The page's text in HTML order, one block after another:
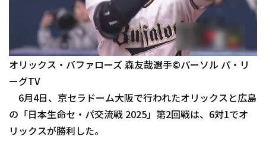
順位表･成績
1軍公式戦
ファーム東地区
ファーム中地区
ファーム西地区
交流戦
選手名鑑
選手名鑑トップ
北海道日本ハムファイターズ
ニュース
オリックス・バファローズ 森友哉選手©パーソル パ・リ
ーグTV
6月4日、京セラドーム大阪で行われたオリックスと広島
の「日本生命セ・パ交流戦 2025」第2回戦は、6対1でオ
リックスが勝利した。